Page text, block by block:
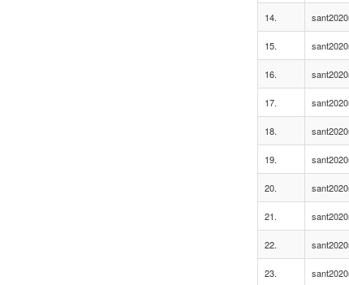
14.
15.
16.
17.
18.
19.
20.
21.
22.
23.